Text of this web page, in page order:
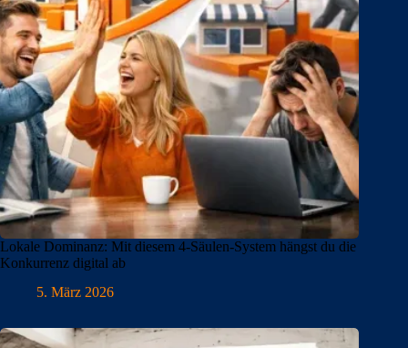
Lokale Dominanz: Mit diesem 4-Säulen-System hängst du die
Konkurrenz digital ab
5. März 2026